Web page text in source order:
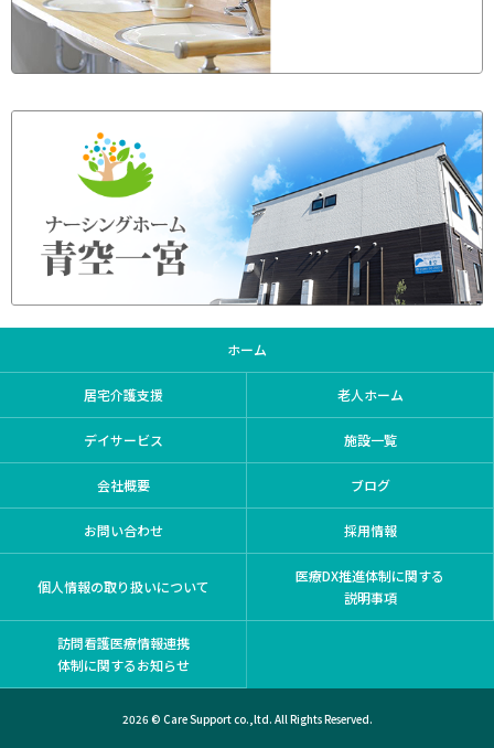
ホーム
居宅介護支援 老人ホーム
デイサービス 施設一覧
会社概要 ブログ
お問い合わせ 採用情報
個人情報の取り扱いについて
医療DX推進体制に関する
説明事項
訪問看護医療情報連携
体制に関するお知らせ
2026 © Care Support co.,ltd. All Rights Reserved.